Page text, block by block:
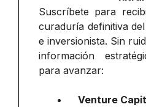
Suscríbete para
curaduría definitiva
e inversionista. Sin
información
para avanzar:
Venture